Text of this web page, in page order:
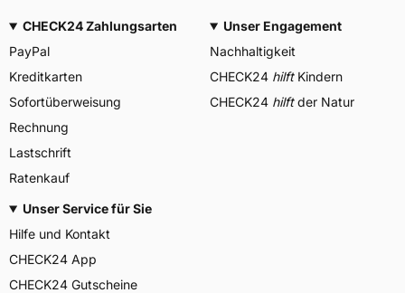
CHECK24 Zahlungsarten
PayPal
Kreditkarten
Sofortüberweisung
Rechnung
Lastschrift
Ratenkauf
Unser Engagement
Nachhaltigkeit
CHECK24 hilftKindern
CHECK24 hilftder Natur
Unser Service für Sie
Hilfe und Kontakt
CHECK24 App
CHECK24 Gutscheine